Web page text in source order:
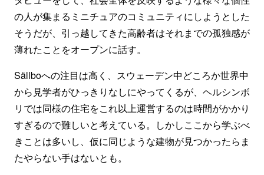
の人が集まるミニチュアのコミュニティにしようとした
そうだが、引っ越してきた高齢者はそれまでの孤独感が
薄れたことをオープンに話す。
Sällboへの注目は高く、スウェーデン中どころか世界中
から見学者がひっきりなしにやってくるが、ヘルシンボ
リでは同様の住宅をこれ以上運営するのは時間がかかり
すぎるので難しいと考えている。しかしここから学ぶべ
きことは多いし、仮に同じような建物が見つかったらま
たやらない手はないとも。